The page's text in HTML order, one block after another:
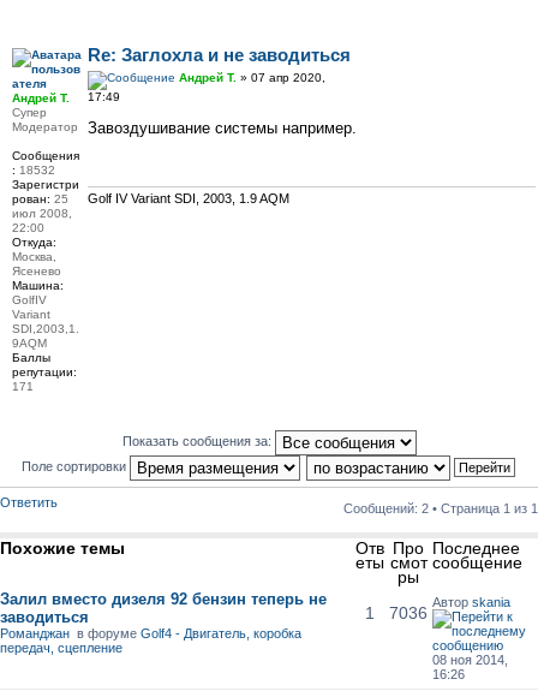
Re: Заглохла и не заводиться
Андрей Т. » 07 апр 2020,
17:49
Завоздушивание системы например.
Golf IV Variant SDI, 2003, 1.9 AQM
Андрей Т.
Супер
Модератор
Сообщения
: 18532
Зарегистри
рован: 25
июл 2008,
22:00
Откуда:
Москва,
Ясенево
Машина:
GolfIV
Variant
SDI,2003,1.
9AQM
Баллы
репутации:
171
Показать сообщения за:
Поле сортировки
Ответить Сообщений: 2 • Страница 1 из 1
Похожие темы Отв
еты
Про
смот
ры
Последнее
сообщение
Залил вместо дизеля 92 бензин теперь не
заводиться
Романджан в форумеGolf4 - Двигатель, коробка
передач, сцепление
1 7036
Автор skania
08 ноя 2014,
16:26